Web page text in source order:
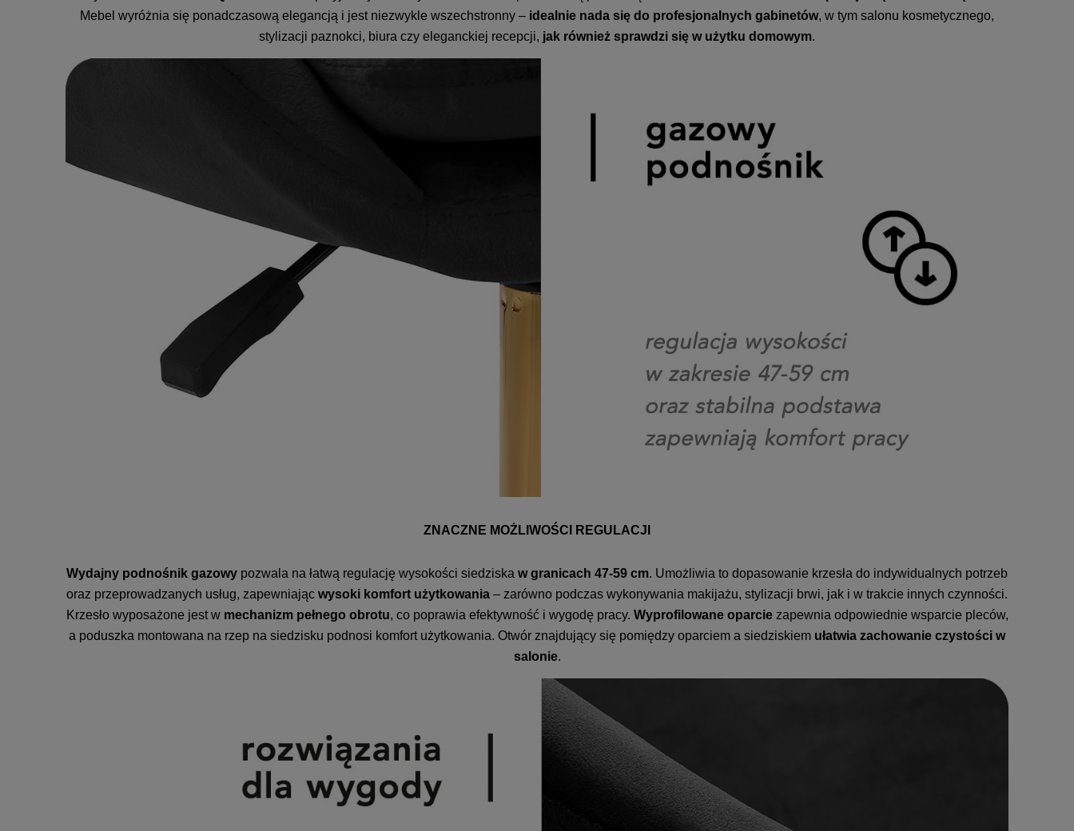
Mebel wyróżnia się ponadczasową elegancją i jest niezwykle wszechstronny – idealnie nada się do profesjonalnych gabinetów, w tym salonu kosmetycznego,
stylizacji paznokci, biura czy eleganckiej recepcji, jak również sprawdzi się w użytku domowym.
ZNACZNE MOŻLIWOŚCI REGULACJI
Wydajny podnośnik gazowy pozwala na łatwą regulację wysokości siedziska w granicach 47-59 cm. Umożliwia to dopasowanie krzesła do indywidualnych potrzeb
oraz przeprowadzanych usług, zapewniając wysoki komfort użytkowania – zarówno podczas wykonywania makijażu, stylizacji brwi, jak i w trakcie innych czynności.
Krzesło wyposażone jest w mechanizm pełnego obrotu, co poprawia efektywność i wygodę pracy. Wyprofilowane oparcie zapewnia odpowiednie wsparcie pleców,
a poduszka montowana na rzep na siedzisku podnosi komfort użytkowania. Otwór znajdujący się pomiędzy oparciem a siedziskiem ułatwia zachowanie czystości w
salonie.